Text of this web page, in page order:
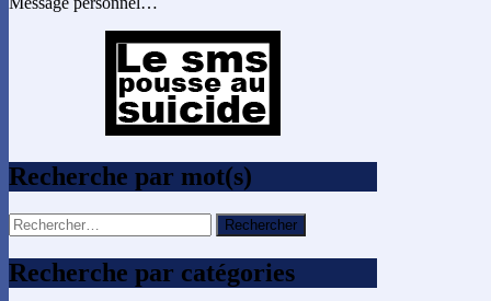
Recherche par mot(s)
Rechercher :
Recherche par catégories